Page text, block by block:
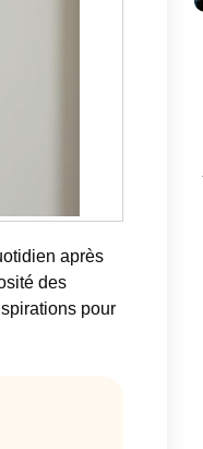
après
des
pour